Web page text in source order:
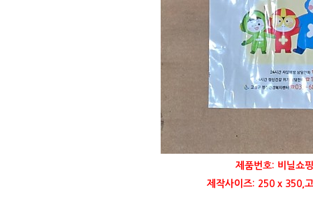
제품번호: 비닐쇼
제작사이즈: 250 x 350,